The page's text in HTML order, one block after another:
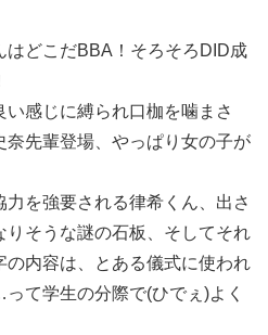
はどこだBBA！そろそろDID成
感じに縛られ口枷を噛まさ
奈先輩登場、やっぱり女の子が
を強要される律希くん、出さ
りそうな謎の石板、そしてそれ
の内容は、とある儀式に使われ
て学生の分際で(ひでぇ)よく